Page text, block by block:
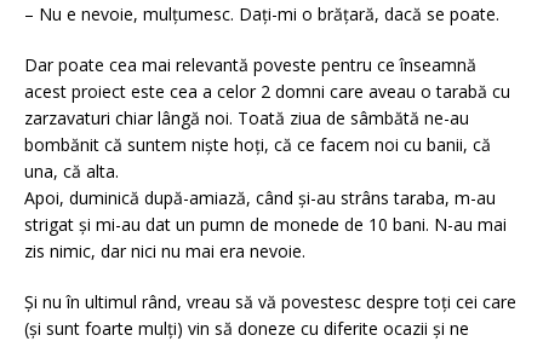
– Nu e nevoie, mulțumesc. Dați-mi o brățară, dacă se poate.
Dar poate cea mai relevantă poveste pentru ce înseamnă
acest proiect este cea a celor 2 domni care aveau o tarabă cu
zarzavaturi chiar lângă noi. Toată ziua de sâmbătă ne-au
bombănit că suntem niște hoți, că ce facem noi cu banii, că
una, că alta.
Apoi, duminică după-amiază, când și-au strâns taraba, m-au
strigat și mi-au dat un pumn de monede de 10 bani. N-au mai
zis nimic, dar nici nu mai era nevoie.
Și nu în ultimul rând, vreau să vă povestesc despre toți cei care
(și sunt foarte mulți) vin să doneze cu diferite ocazii și ne